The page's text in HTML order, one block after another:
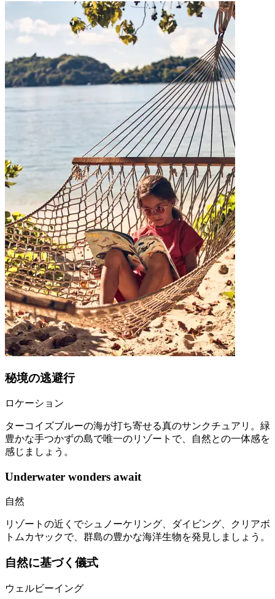
秘境の逃避行
ロケーション
ターコイズブルーの海が打ち寄せる真のサンクチュアリ。緑
豊かな手つかずの島で唯一のリゾートで、自然との一体感を
感じましょう。
Underwater wonders await
自然
リゾートの近くでシュノーケリング、ダイビング、クリアボ
トムカヤックで、群島の豊かな海洋生物を発見しましょう。
自然に基づく儀式
ウェルビーイング